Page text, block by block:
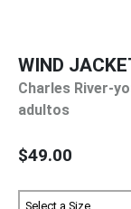
WIND
Charles River-
adultos
$49.00